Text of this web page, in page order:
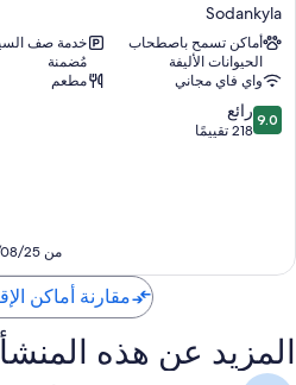
دواليب/خزائن ملابس، وخدمة تنظيف
أورورا
آند
إيجلوز
Sodankyla
Sodankyla
أماكن تسمح باصطحاب
الحيوانات الأليفة
خدمة صف
مُضمنة
واي فاي مجاني
مطعم
9.0
من
9.0 رائع
218 تقييمًا
من 2026/08/25 إلى 2026/08/26
مقارنة أماكن
المزيد عن هذه